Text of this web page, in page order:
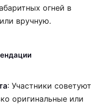
огней в
вручную.
: Участники советуют
оригинальные или